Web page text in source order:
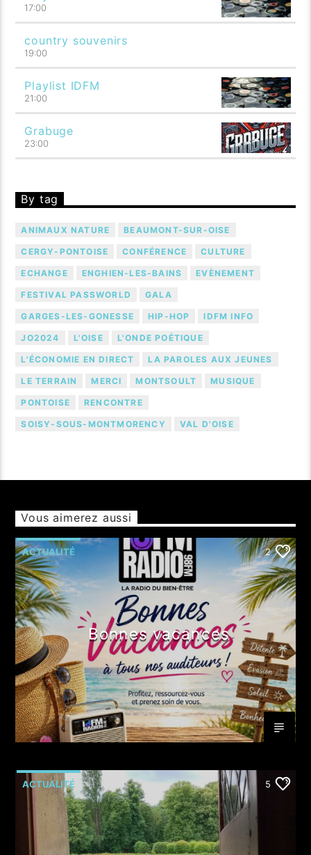
17:00
country souvenirs
19:00
Playlist IDFM
21:00
Grabuge
23:00
By tag
ANIMAUX NATURE BEAUMONT-SUR-OISE
CERGY-PONTOISE CONFÉRENCE CULTURE
ECHANGE ENGHIEN-LES-BAINS EVÈNEMENT
FESTIVAL PASSWORLD GALA
GARGES-LES-GONESSE HIP-HOP IDFM INFO
JO2024 L'OISE L'ONDE POÉTIQUE
L'ÉCONOMIE EN DIRECT LA PAROLES AUX JEUNES
LE TERRAIN MERCI MONTSOULT MUSIQUE
PONTOISE RENCONTRE
SOISY-SOUS-MONTMORENCY VAL D'OISE
Vous aimerez aussi
ACTUALITÉ 2
Bonnes vacances
ACTUALITÉ 5